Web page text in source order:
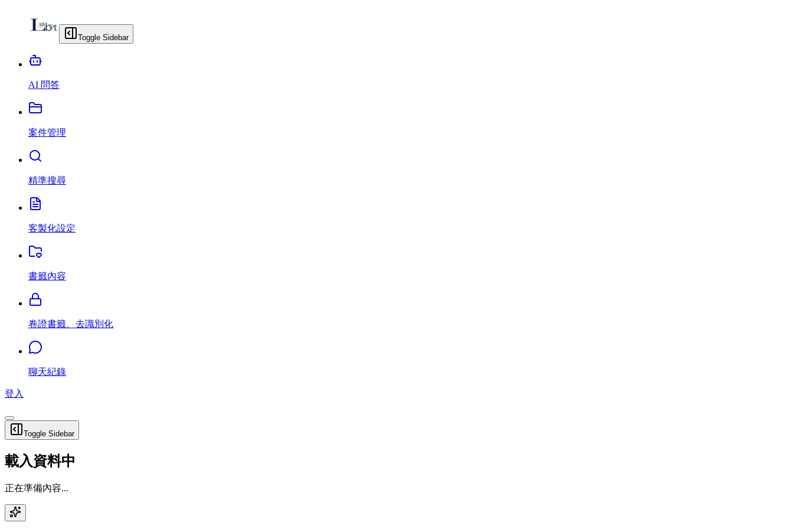
Toggle Sidebar
AI 問答
案件管理
精準搜尋
客製化設定
書籤內容
卷證書籤、去識別化
聊天紀錄
登入
Toggle Sidebar
載入資料中
正在準備內容...